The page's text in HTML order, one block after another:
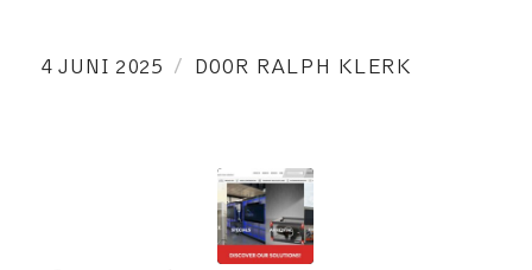
4 JUNI 2025 / DOOR RALPH KLERK